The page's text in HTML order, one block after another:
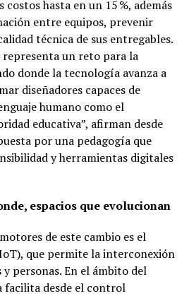
hasta en un 15 %, además
entre equipos, prevenir
técnica de sus entregables.
un reto para la
donde la tecnología avanza a
diseñadores capaces de
humano como el
educativa”, afirman desde
por una pedagogía que
y herramientas digitales
espacios que evolucionan
de este cambio es el
que permite la interconexión
personas. En el ámbito del
facilita desde el control